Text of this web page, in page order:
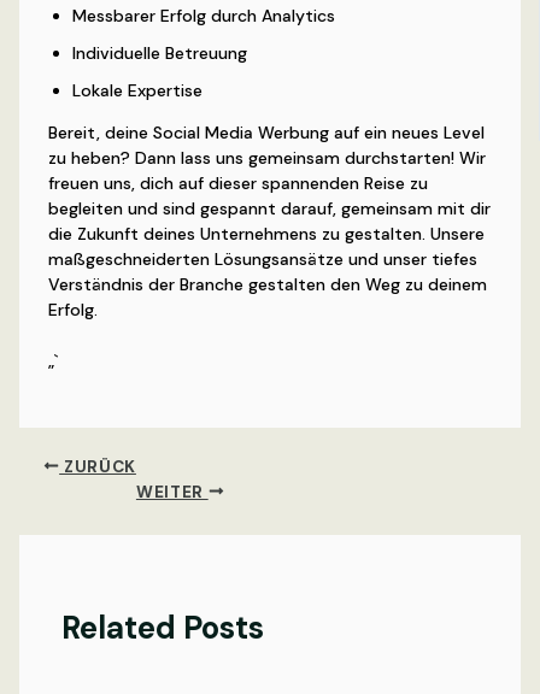
Messbarer Erfolg durch Analytics
Individuelle Betreuung
Lokale Expertise
Bereit, deine Social Media Werbung auf ein neues Level
zu heben? Dann lass uns gemeinsam durchstarten! Wir
freuen uns, dich auf dieser spannenden Reise zu
begleiten und sind gespannt darauf, gemeinsam mit dir
die Zukunft deines Unternehmens zu gestalten. Unsere
maßgeschneiderten Lösungsansätze und unser tiefes
Verständnis der Branche gestalten den Weg zu deinem
Erfolg.
„`
ZURÜCK
WEITER
Related Posts